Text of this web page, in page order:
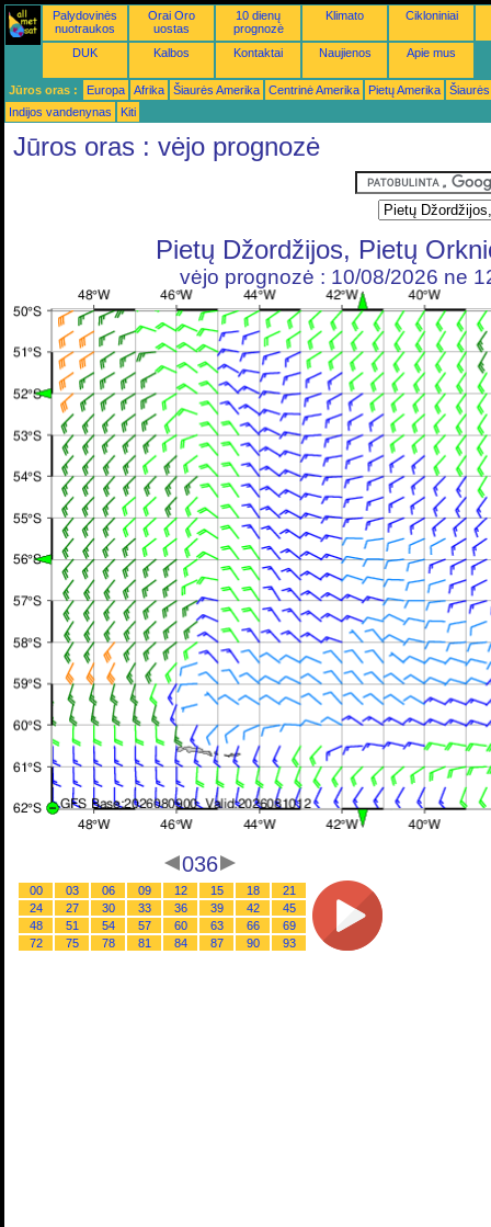
Palydovinės
nuotraukos
Orai Oro
uostas
10 dienų
prognozė
Klimato Cikloniniai
DUK Kalbos Kontaktai Naujienos Apie mus
Jūros oras : Europa Afrika Šiaurės Amerika Centrinė Amerika Pietų Amerika
Indijos vandenynas
Kiti
Jūros oras : vėjo prognozė
Pietų Džordžijos, Pietų
vėjo prognozė : 10/08/2026 ne
036
00 03 06 09 12 15 18
21
24
27 30 33 36 39 42
45
48
51 54 57 60 63 66
69
72
75 78 81 84 87 90 93